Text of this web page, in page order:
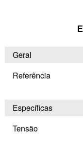
Geral
Referência
Específicas
Tensão